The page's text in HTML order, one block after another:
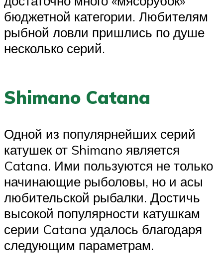
бюджетной категории. Любителям
рыбной ловли пришлись по душе
несколько серий.
Shimano Catana
Одной из популярнейших серий
катушек от Shimano является
Catana. Ими пользуются не только
начинающие рыболовы, но и асы
любительской рыбалки. Достичь
высокой популярности катушкам
серии Catana удалось благодаря
следующим параметрам.